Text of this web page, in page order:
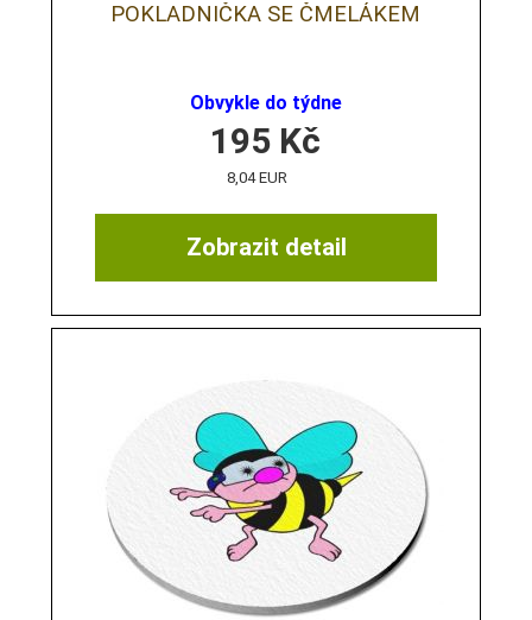
POKLADNIČKA SE ČMELÁKEM
Obvykle do týdne
Zobrazit detail
195 Kč
8,04 EUR